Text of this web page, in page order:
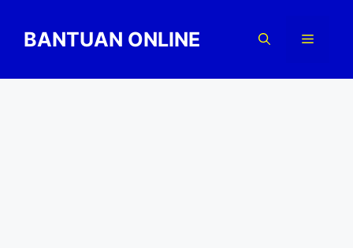
contentBANTUAN ONLINE Menu